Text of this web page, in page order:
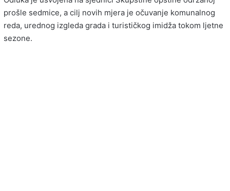
prošle sedmice, a cilj novih mjera je očuvanje komunalnog
reda, urednog izgleda grada i turističkog imidža tokom ljetne
sezone.